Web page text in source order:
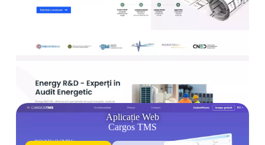
Aplicație Web
Cargos TMS